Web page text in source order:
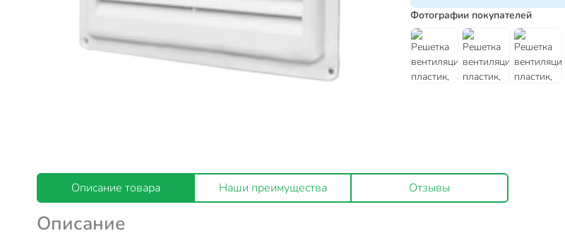
Фотографии покупателей
Описание товара Наши преимущества Отзывы
Описание